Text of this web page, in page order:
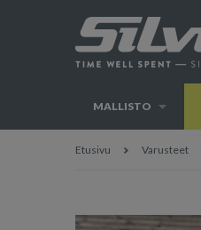
MALLISTO
Etusivu Varusteet